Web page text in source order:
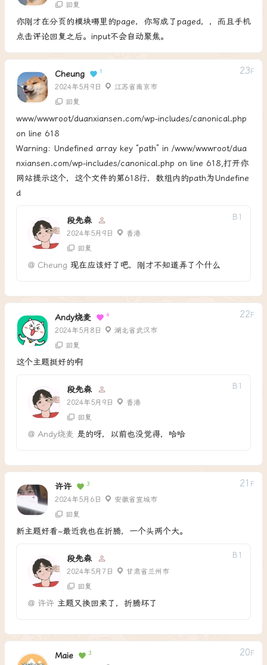
回复
你刚才在分页的模块哪里的page，你写成了paged，，而且手机
点击评论回复之后。input不会自动聚焦。
Cheung 1
2024年5月9日 江苏省南京市
23 F
回复
www/wwwroot/duanxiansen.com/wp-includes/canonical.php
on line 618
Warning: Undefined array key “path” in /www/wwwroot/dua
nxiansen.com/wp-includes/canonical.php on line 618,打开你
网站提示这个，这个文件的第618行，数组内的path为Undefine
d
段先森
2024年5月9日 香港
B 1
回复
@ Cheung 现在应该好了吧，刚才不知道弄了个什么
Andy烧麦 4
2024年5月8日 湖北省武汉市
22 F
回复
这个主题挺好的啊
段先森
2024年5月9日 香港
B 1
回复
@ Andy烧麦 是的呀，以前也没觉得，哈哈
许许 3
2024年5月6日 安徽省宣城市
21 F
回复
新主题好看~最近我也在折腾，一个头两个大。
段先森
2024年5月7日 甘肃省兰州市
B 1
回复
@ 许许主题又换回来了，折腾坏了
Maie 3 20 F